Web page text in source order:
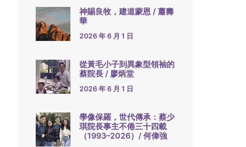
神賜良牧，建道蒙恩 / 蕭壽
華
2026 年 6 月 1 日
從黃毛小子到異象型領袖的
蔡院長 / 廖炳堂
2026 年 6 月 1 日
學像保羅，世代傳承：蔡少
琪院長事主不倦三十四載
（1993–2026）/ 何偉強